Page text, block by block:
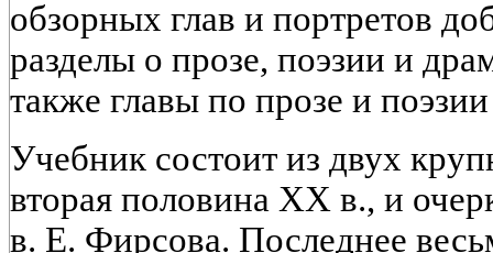
обзорных глав и портретов
разделы о прозе, поэзии и
также главы по прозе и
Учебник состоит из двух
вторая половина XX в., и
в. Е. Фирсова. Последнее